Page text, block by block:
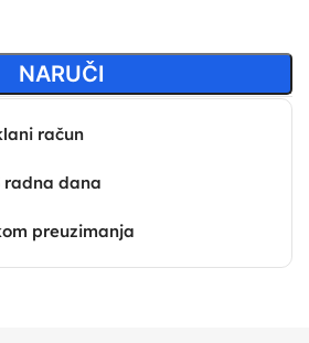
NARUČI
račun
dana
preuzimanja